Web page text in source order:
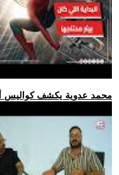
.. محمد عدوية يكشف كواليس